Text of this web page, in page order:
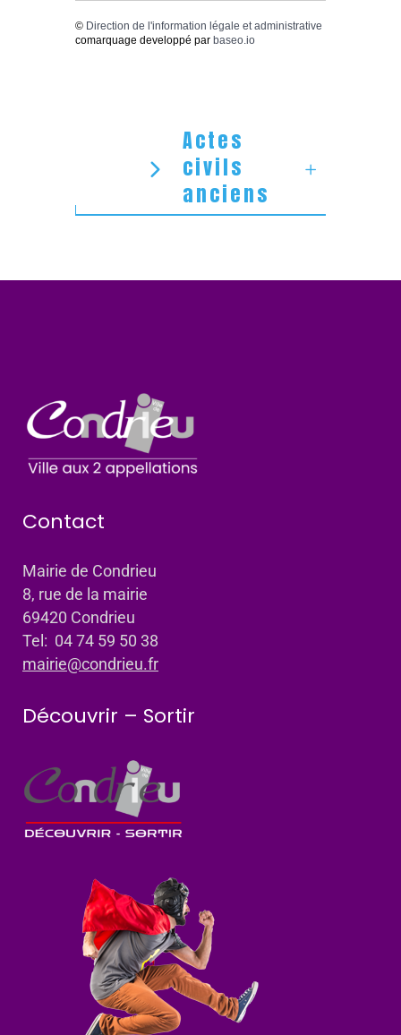
© Direction de l'information légale et administrative
comarquage developpé par baseo.io
Actes
civils
anciens
Contact
Mairie de Condrieu
8, rue de la mairie
69420 Condrieu
Tel: 04 74 59 50 38
mairie@condrieu.fr
Découvrir – Sortir